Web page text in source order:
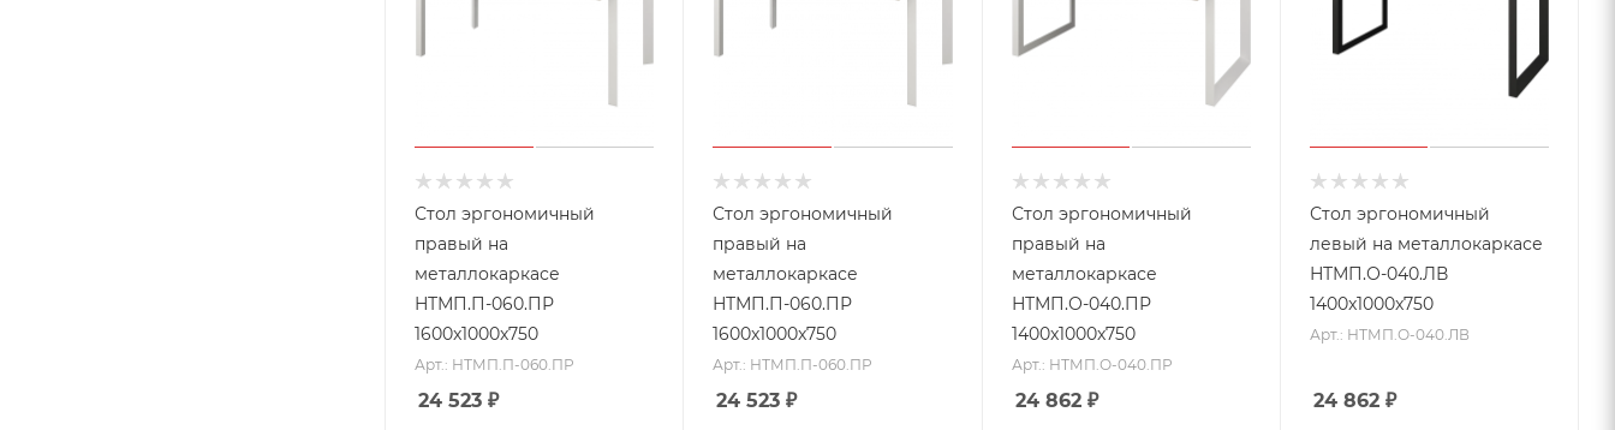
Стол эргономичный
правый на
металлокаркасе
НТМП.П-060.ПР
1600x1000x750
Арт.: НТМП.П-060.ПР
24 523 ₽
Стол эргономичный
правый на
металлокаркасе
НТМП.П-060.ПР
1600x1000x750
Арт.: НТМП.П-060.ПР
24 523 ₽
Стол эргономичный
правый на
металлокаркасе
НТМП.О-040.ПР
1400x1000x750
Арт.: НТМП.О-040.ПР
24 862₽
Стол эргономичный
левый на металлокаркасе
НТМП.О-040.ЛВ
1400x1000x750
Арт.: НТМП.О-040.ЛВ
24 862₽